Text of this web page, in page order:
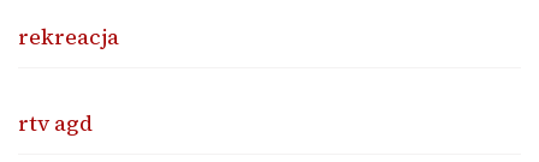
rekreacja
rtv agd